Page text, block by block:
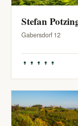
Stefan
Gabersdorf 12